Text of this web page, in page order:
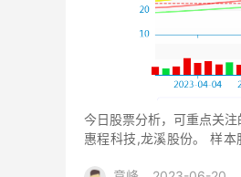
今日股票分析，可重点关
惠程科技,龙溪股份。 样